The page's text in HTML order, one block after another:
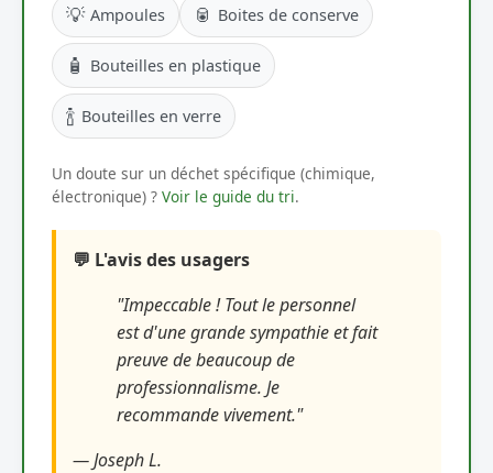
💡 Ampoules 🥫 Boites de conserve
🧴 Bouteilles en plastique
🍾 Bouteilles en verre
Un doute sur un déchet spécifique (chimique,
électronique) ? Voir le guide du tri.
💬 L'avis des usagers
"Impeccable ! Tout le personnel
est d'une grande sympathie et fait
preuve de beaucoup de
professionnalisme. Je
recommande vivement."
— Joseph L.